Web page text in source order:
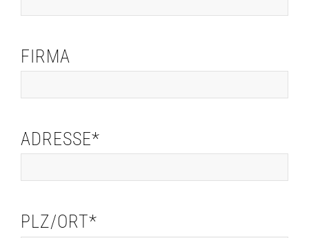
FIRMA
ADRESSE*
PLZ/ORT*